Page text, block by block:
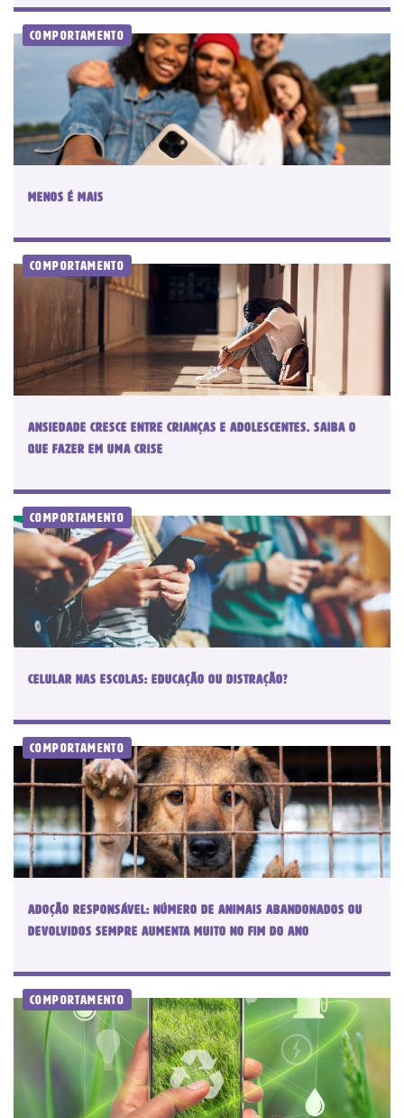
Comportamento
MENOS É MAIS
Comportamento
ANSIEDADE CRESCE ENTRE CRIANÇAS E ADOLESCENTES. SAIBA O
QUE FAZER EM UMA CRISE
Comportamento
CELULAR NAS ESCOLAS: EDUCAÇÃO OU DISTRAÇÃO?
Comportamento
Adoção responsável: número de animais abandonados ou
devolvidos sempre aumenta muito no fim do ano
Comportamento